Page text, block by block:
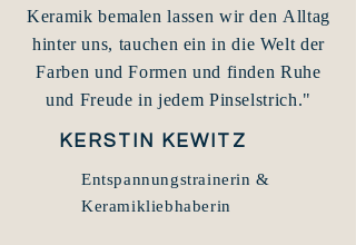
Keramik bemalen lassen wir den Alltag
hinter uns, tauchen ein in die Welt der
Farben und Formen und finden Ruhe
und Freude in jedem Pinselstrich."
KERSTIN KEWITZ
Entspannungstrainerin &
Keramikliebhaberin